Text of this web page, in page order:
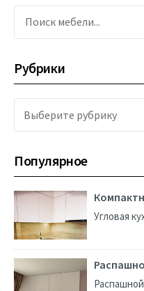
Поиск мебели...
Рубрики
Выберите рубрику
Популярное
Угловая